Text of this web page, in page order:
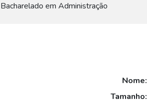
Bacharelado em Administração
Nome:
Tamanho: